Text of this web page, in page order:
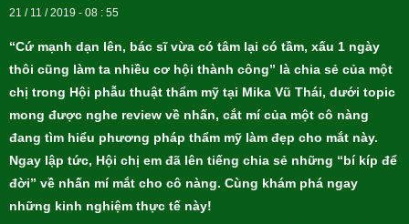
21 / 11 / 2019 - 08 : 55
“Cứ mạnh dạn lên, bác sĩ vừa có tâm lại có tầm, xấu 1 ngày
thôi cũng làm ta nhiều cơ hội thành công” là chia sẻ của một
chị trong Hội phẫu thuật thẩm mỹ tại Mika Vũ Thái, dưới topic
mong được nghe review về nhấn, cắt mí của một cô nàng
đang tìm hiểu phương pháp thẩm mỹ làm đẹp cho mắt này.
Ngay lập tức, Hội chị em đã lên tiếng chia sẻ những “bí kíp để
đời” về nhấn mí mắt cho cô nàng. Cùng khám phá ngay
những kinh nghiệm thực tế này!